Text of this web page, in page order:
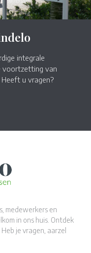
integrale
voortzetting van
u vragen?
medewerkers en
in ons huis. Ontdek
je vragen, aarzel